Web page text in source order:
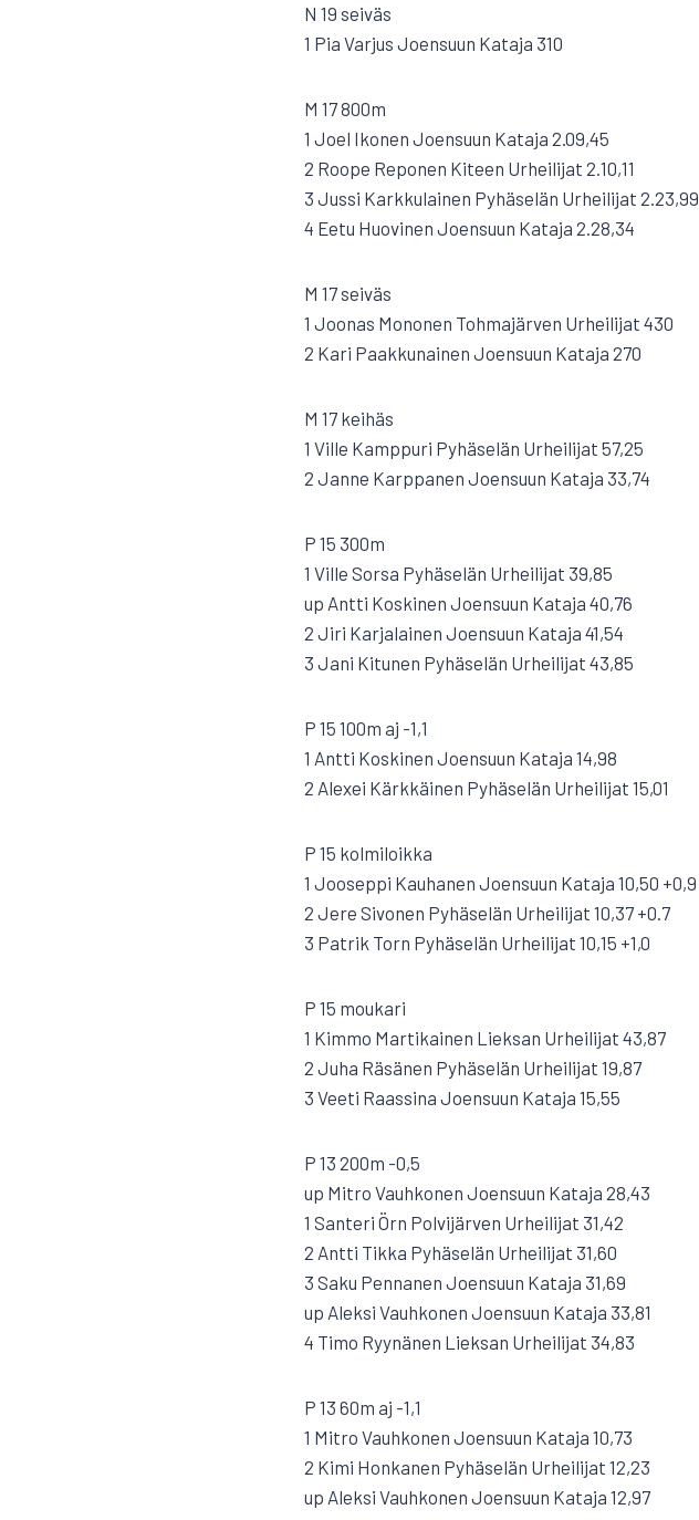
N 19 seiväs
1 Pia Varjus Joensuun Kataja 310
M 17 800m
1 Joel Ikonen Joensuun Kataja 2.09,45
2 Roope Reponen Kiteen Urheilijat 2.10,11
3 Jussi Karkkulainen Pyhäselän Urheilijat 2.23,99
4 Eetu Huovinen Joensuun Kataja 2.28,34
M 17 seiväs
1 Joonas Mononen Tohmajärven Urheilijat 430
2 Kari Paakkunainen Joensuun Kataja 270
M 17 keihäs
1 Ville Kamppuri Pyhäselän Urheilijat 57,25
2 Janne Karppanen Joensuun Kataja 33,74
P 15 300m
1 Ville Sorsa Pyhäselän Urheilijat 39,85
up Antti Koskinen Joensuun Kataja 40,76
2 Jiri Karjalainen Joensuun Kataja 41,54
3 Jani Kitunen Pyhäselän Urheilijat 43,85
P 15 100m aj -1,1
1 Antti Koskinen Joensuun Kataja 14,98
2 Alexei Kärkkäinen Pyhäselän Urheilijat 15,01
P 15 kolmiloikka
1 Jooseppi Kauhanen Joensuun Kataja 10,50 +0,9
2 Jere Sivonen Pyhäselän Urheilijat 10,37 +0.7
3 Patrik Torn Pyhäselän Urheilijat 10,15 +1,0
P 15 moukari
1 Kimmo Martikainen Lieksan Urheilijat 43,87
2 Juha Räsänen Pyhäselän Urheilijat 19,87
3 Veeti Raassina Joensuun Kataja 15,55
P 13 200m -0,5
up Mitro Vauhkonen Joensuun Kataja 28,43
1 Santeri Örn Polvijärven Urheilijat 31,42
2 Antti Tikka Pyhäselän Urheilijat 31,60
3 Saku Pennanen Joensuun Kataja 31,69
up Aleksi Vauhkonen Joensuun Kataja 33,81
4 Timo Ryynänen Lieksan Urheilijat 34,83
P 13 60m aj -1,1
1 Mitro Vauhkonen Joensuun Kataja 10,73
2 Kimi Honkanen Pyhäselän Urheilijat 12,23
up Aleksi Vauhkonen Joensuun Kataja 12,97